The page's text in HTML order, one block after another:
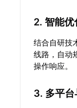
2. 智能优
结合自研技
线路，自动
操作响应。
3. 多平